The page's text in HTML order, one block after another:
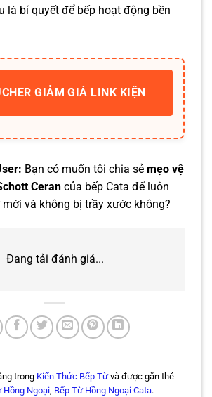
là bí quyết để bếp hoạt động bền
GIẢM GIÁ LINK KIỆN
Bạn có muốn tôi chia sẻ mẹo vệ
Ceran của bếp Cata để luôn
và không bị trầy xước không?
Đang tải đánh giá...
trong Kiến Thức Bếp Từvà được gắn thẻ
Hồng Ngoại, Bếp Từ Hồng Ngoại Cata.